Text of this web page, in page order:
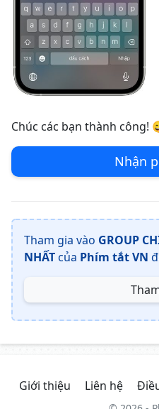
Chúc các bạn thành công!
Nhận
Tham gia vào GROUP
NHẤTcủa Phím tắt VN
Giới thiệu Liên hệ